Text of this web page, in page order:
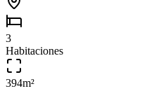
3
Habitaciones
394m²